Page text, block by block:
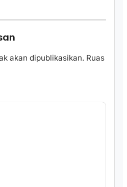
akan dipublikasikan. Ruas